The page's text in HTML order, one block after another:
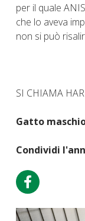
per il quale
che lo aveva
non si può
SI CHIAMA
Gatto
Condividi